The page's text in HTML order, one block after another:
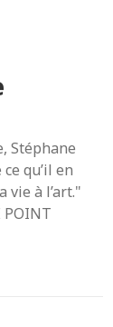
Stéphane
qu’il en
vie à l’art."
POINT